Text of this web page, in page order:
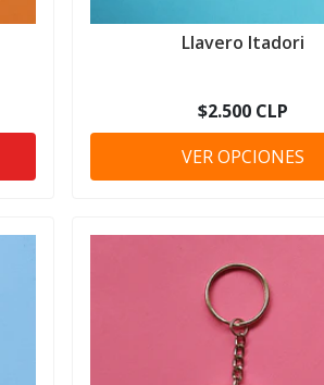
Llavero Itadori
$2.500 CLP
VER OPCIONES